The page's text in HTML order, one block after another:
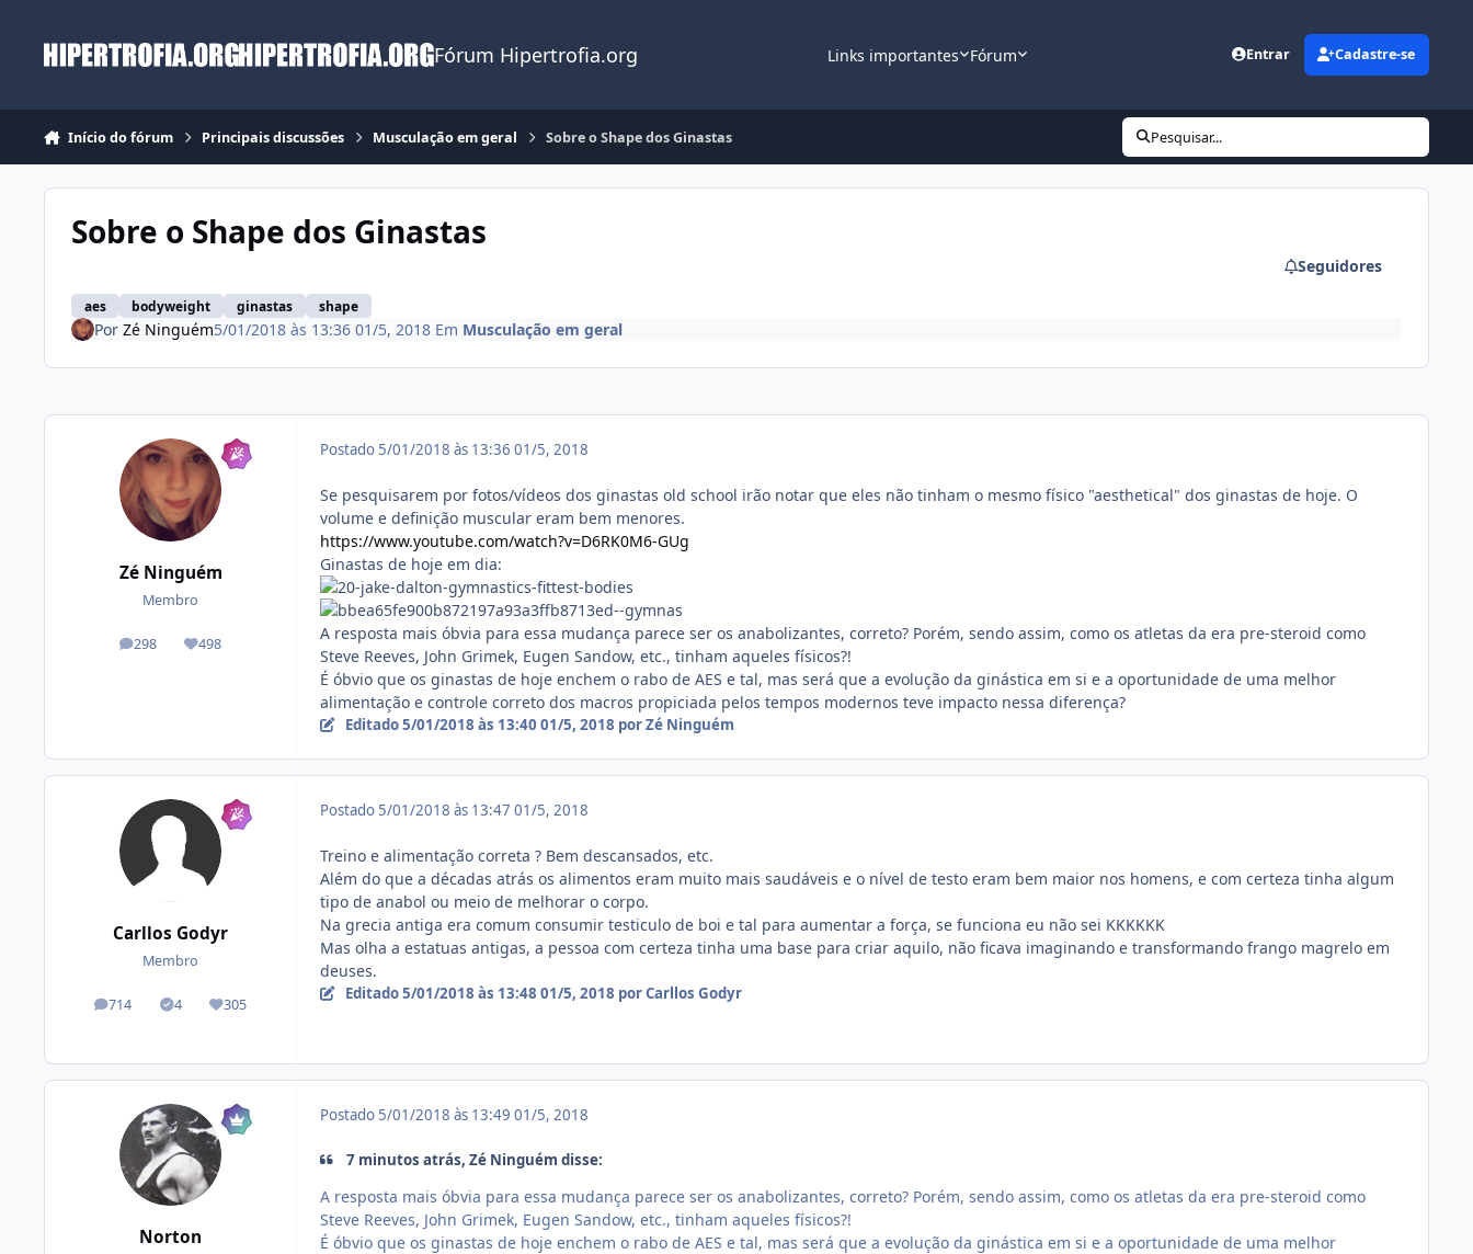
Fórum Hipertrofia.org Links importantes Fórum Entrar Cadastre-se
Início do fórum Principais discussões Musculação em geral Sobre o Shape dos Ginastas Pesquisar...
Sobre o Shape dos Ginastas
aes bodyweight ginastas shape
Seguidores
Por Zé Ninguém5/01/2018 às 13:36 01/5, 2018 Em Musculação em geral
Zé Ninguém
Membro
298
posts 498
Reputação
Postado 5/01/2018 às 13:36 01/5, 2018
Se pesquisarem por fotos/vídeos dos ginastas old school irão notar que eles não tinham o mesmo físico "aesthetical" dos ginastas de hoje. O
volume e definição muscular eram bem menores.
https://www.youtube.com/watch?v=D6RK0M6-GUg
Ginastas de hoje em dia:
A resposta mais óbvia para essa mudança parece ser os anabolizantes, correto? Porém, sendo assim, como os atletas da era pre-steroid como
Steve Reeves, John Grimek, Eugen Sandow, etc., tinham aqueles físicos?!
É óbvio que os ginastas de hoje enchem o rabo de AES e tal, mas será que a evolução da ginástica em si e a oportunidade de uma melhor
alimentação e controle correto dos macros propiciada pelos tempos modernos teve impacto nessa diferença?
Editado5/01/2018 às 13:40 01/5, 2018 por Zé Ninguém
Carllos Godyr
Membro
714
posts 4
Tópicos solucionados
305
Reputação
Postado 5/01/2018 às 13:47 01/5, 2018
Treino e alimentação correta ? Bem descansados, etc.
Além do que a décadas atrás os alimentos eram muito mais saudáveis e o nível de testo eram bem maior nos homens, e com certeza tinha algum
tipo de anabol ou meio de melhorar o corpo.
Na grecia antiga era comum consumir testiculo de boi e tal para aumentar a força, se funciona eu não sei KKKKKK
Mas olha a estatuas antigas, a pessoa com certeza tinha uma base para criar aquilo, não ficava imaginando e transformando frango magrelo em
deuses.
Editado5/01/2018 às 13:48 01/5, 2018 por Carllos Godyr
Norton
Postado 5/01/2018 às 13:49 01/5, 2018
7 minutos atrás, Zé Ninguém disse:
A resposta mais óbvia para essa mudança parece ser os anabolizantes, correto? Porém, sendo assim, como os atletas da era pre-steroid como
Steve Reeves, John Grimek, Eugen Sandow, etc., tinham aqueles físicos?!
É óbvio que os ginastas de hoje enchem o rabo de AES e tal, mas será que a evolução da ginástica em si e a oportunidade de uma melhor